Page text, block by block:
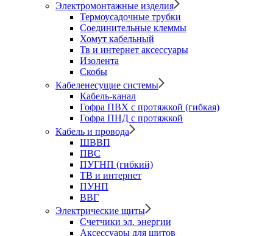
Электромонтажные изделия
Термоусадочные трубки
Соединительные клеммы
Хомут кабельный
Тв и интернет аксессуары
Изолента
Скобы
Кабеленесущие системы
Кабель-канал
Гофра ПВХ с протяжкой (гибкая)
Гофра ПНД с протяжкой
Кабель и провода
ШВВП
ПВС
ПУГНП (гибкий)
ТВ и интернет
ПУНП
ВВГ
Электрические щиты
Счетчики эл. энергии
Аксессуары для щитов